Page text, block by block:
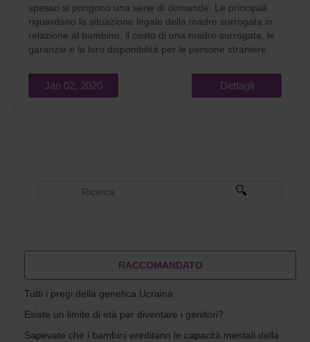
spesso si pongono una serie di domande. Le principali
riguardano la situazione legale della madre surrogata in
relazione al bambino, il costo di una madre surrogata, le
garanzie e la loro disponibilità per le persone straniere.
Jan 02, 2020 Dettagli
RACCOMANDATO
Tutti i pregi della genetica Ucraina
Esiste un limite di età per diventare i genitori?
Sapevate che i bambini ereditano le capacità mentali della